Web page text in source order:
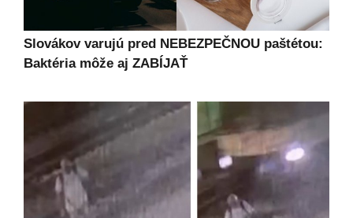
Slovákov varujú pred NEBEZPEČNOU paštétou:
Baktéria môže aj ZABÍJAŤ